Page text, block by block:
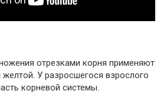
отрезками корня применяют
У разросшегося взрослого
корневой системы.